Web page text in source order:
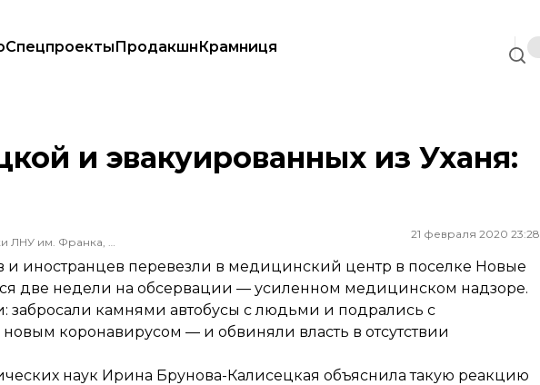
СпецпроектыПродакшнКрамниця
и эвакуированных из Уханя:
Выпускник факультета журналистики ЛНУ им. Франка, бывший радийщик
21 февраля 2020 23:28
и иностранцев перевезли в медицинский центр в поселке Новые
две недели на обсервации — усиленном медицинском надзоре.
забросали камнями автобусы с людьми и подрались с
коронавирусом — и обвиняли власть в отсутствии
наук Ирина Брунова-Калисецкая объяснила такую реакцию